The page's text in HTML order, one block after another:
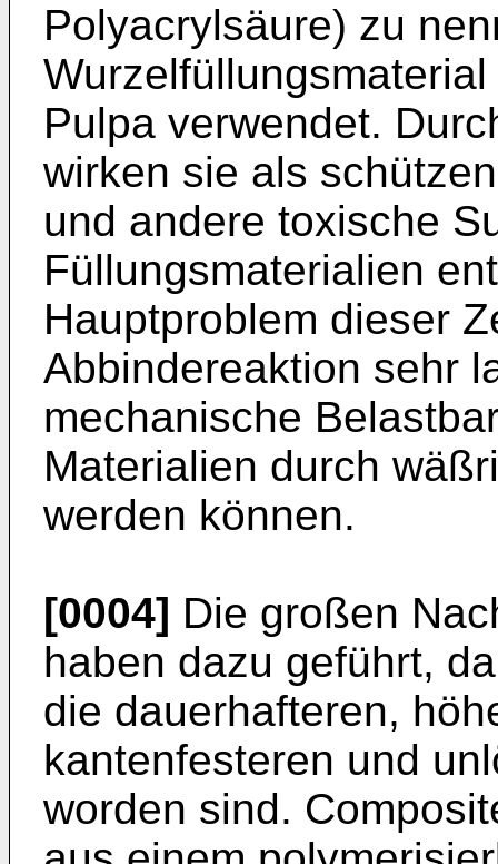
Polyacrylsäure) zu
Pulpa verwendet.
wirken sie als
und andere toxische
Füllungsmaterialien
Hauptproblem dieser
Abbindereaktion sehr
mechanische
Materialien durch
werden können.
[0004] Die großen
haben dazu geführt,
die dauerhafteren,
kantenfesteren und
worden sind.